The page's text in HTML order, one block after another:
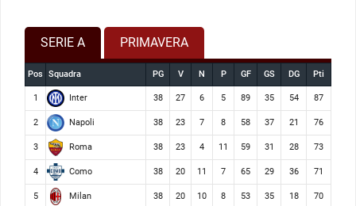
SERIE A PRIMAVERA
Pos Squadra PG V N P GF GS DG Pti
1 Inter 38 27 6 5 89 35 54 87
2 Napoli 38 23 7 8 58 37 21 76
3 Roma 38 23 4 11 59 31 28 73
4 Como 38 20 11 7 65 29 36 71
5 Milan 38 20 10 8 53 35 18 70